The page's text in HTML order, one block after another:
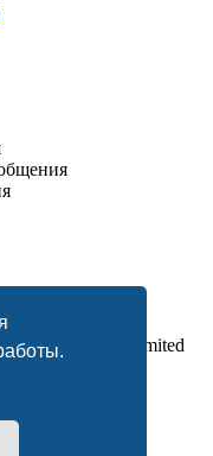
© phpBB Limited